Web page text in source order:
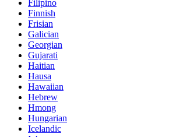
Filipino
Finnish
Frisian
Galician
Georgian
Gujarati
Haitian
Hausa
Hawaiian
Hebrew
Hmong
Hungarian
Icelandic